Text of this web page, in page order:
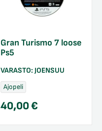
Gran Turismo 7 loose
Ps5
VARASTO: JOENSUU
Ajopeli
40,00€